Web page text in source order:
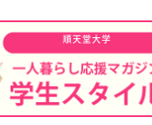
順天堂大学